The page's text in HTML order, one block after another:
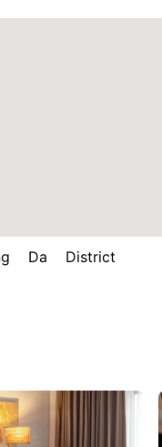
Da District